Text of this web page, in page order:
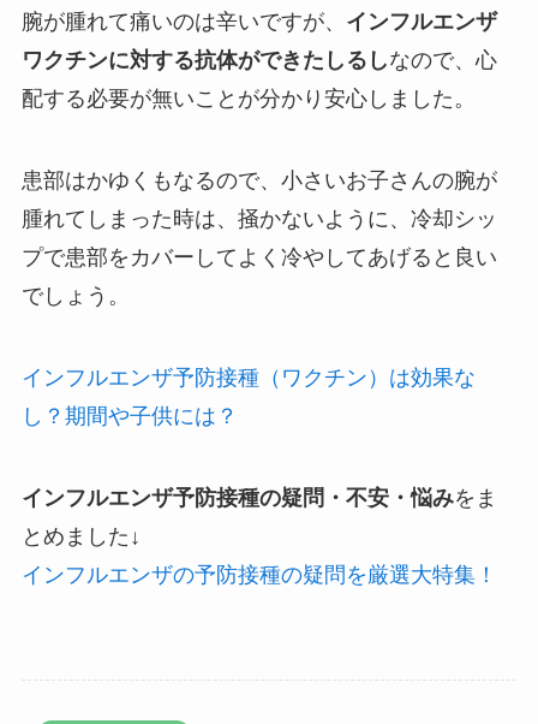
腕が腫れて痛いのは辛いですが、 インフルエンザ
ワクチンに対する抗体ができたしるしなので、心
配する必要が無いことが分かり安心しました。
患部はかゆくもなるので、小さいお子さんの腕が
腫れてしまった時は、掻かないように、冷却シッ
プで患部をカバーしてよく冷やしてあげると良い
でしょう。
インフルエンザ予防接種（ワクチン）は効果な
し？期間や子供には？
インフルエンザ予防接種の疑問・不安・悩みをま
とめました↓
インフルエンザの予防接種の疑問を厳選大特集！